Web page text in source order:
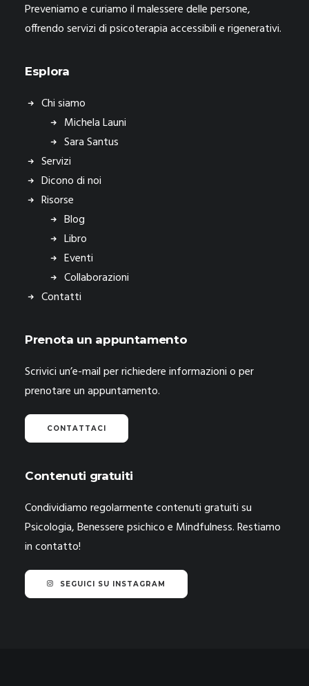
Preveniamo e curiamo il malessere delle persone,
offrendo servizi di psicoterapia accessibili e rigenerativi.
Esplora
Chi siamo
Michela Launi
Sara Santus
Servizi
Dicono di noi
Risorse
Blog
Libro
Eventi
Collaborazioni
Contatti
Prenota un appuntamento
Scrivici un’e-mail per richiedere informazioni o per
prenotare un appuntamento.
CONTATTACI
Contenuti gratuiti
Condividiamo regolarmente contenuti gratuiti su
Psicologia, Benessere psichico e Mindfulness. Restiamo
in contatto!
SEGUICI SU INSTAGRAM